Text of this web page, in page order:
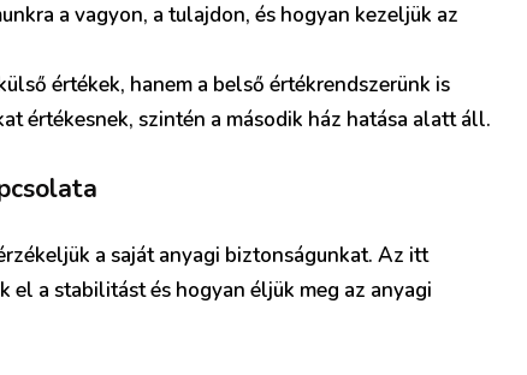
a vagyon, a tulajdon, és hogyan kezeljük az
értékek, hanem a belső értékrendszerünk is
értékesnek, szintén a második ház hatása alatt áll.
a saját anyagi biztonságunkat. Az itt
a stabilitást és hogyan éljük meg az anyagi